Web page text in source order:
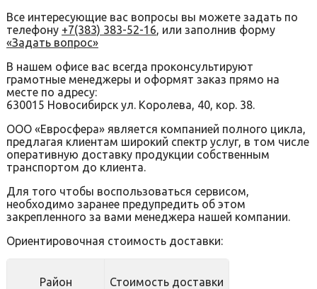
Все интересующие вас вопросы вы можете задать по
телефону +7(383) 383-52-16, или заполнив форму
«Задать вопрос»
В нашем офисе вас всегда проконсультируют
грамотные менеджеры и оформят заказ прямо на
месте по адресу:
630015 Новосибирск ул. Королева, 40, кор. 38.
ООО «Евросфера» является компанией полного цикла,
предлагая клиентам широкий спектр услуг, в том числе
оперативную доставку продукции собственным
транспортом до клиента.
Для того чтобы воспользоваться сервисом,
необходимо заранее предупредить об этом
закрепленного за вами менеджера нашей компании.
Ориентировочная стоимость доставки:
Район Стоимость доставки